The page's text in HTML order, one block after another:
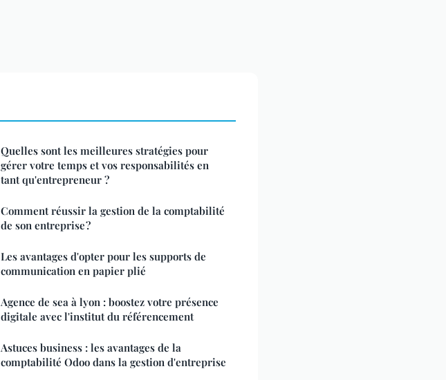
Quelles sont les meilleures stratégies pour
gérer votre temps et vos responsabilités en
tant qu'entrepreneur ?
Comment réussir la gestion de la comptabilité
de son entreprise ?
Les avantages d'opter pour les supports de
communication en papier plié
Agence de sea à lyon : boostez votre présence
digitale avec l'institut du référencement
Astuces business : les avantages de la
comptabilité Odoo dans la gestion d'entreprise